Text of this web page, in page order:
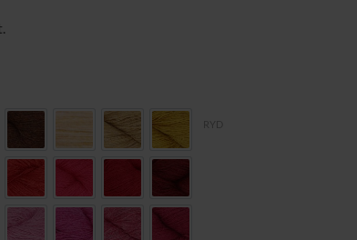
buttermilk 396
maise 126Old Gold 540
snap 429
allium 287 peony 290red clover 411venetian 141